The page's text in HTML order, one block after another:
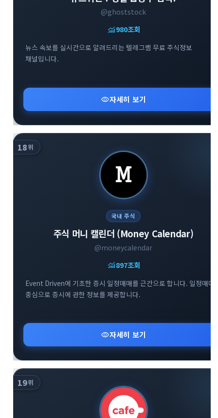
@ghoststock
monitoring980조회
뉴스 속보를 실시간으로 알려드리는 텔레그램 무료 주식정보
채널입니다.
visibility자세히 보기
18위
국내 주식
주식 머니 캘린더 (Money Calendar)
@moneycalendar
monitoring897조회
Event Driven에 기초한 증시 일정매매를 근간으로 합니다. 일정매매
중심으로 증시에 관한 정보를 제공합니다.
visibility자세히 보기
19위